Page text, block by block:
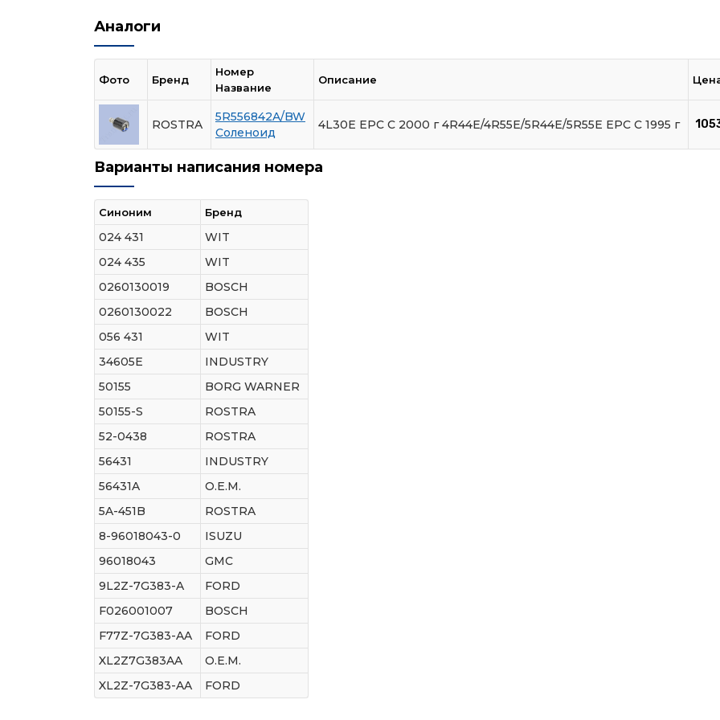
Аналоги
Фото Бренд
Номер
Название
Описание
ROSTRA
5R556842A/BW
Соленоид
4L30E EPC C 2000 г 4R44E/4R55E/5R44E/5R55E EPC C 1995 г
Варианты написания номера
Синоним Бренд
024 431
WIT
024 435
WIT
0260130019
BOSCH
0260130022
BOSCH
056 431
WIT
34605E
INDUSTRY
50155
BORG WARNER
50155-S
ROSTRA
52-0438
ROSTRA
56431
INDUSTRY
56431A
O.E.M.
5A-451B
ROSTRA
8-96018043-0
ISUZU
96018043
GMC
9L2Z-7G383-A
FORD
F026001007
BOSCH
F77Z-7G383-AA
FORD
XL2Z7G383AA
O.E.M.
XL2Z-7G383-AA
FORD